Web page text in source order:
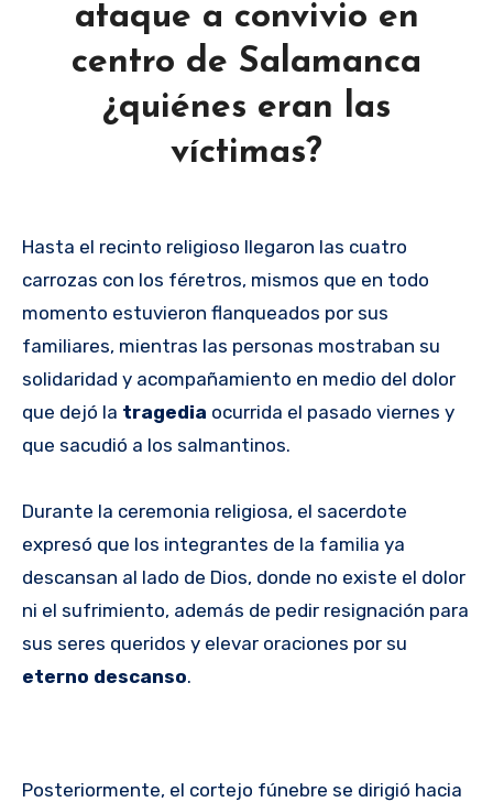
ataque a convivio en
centro de Salamanca
¿quiénes eran las
víctimas?
Hasta el recinto religioso llegaron las cuatro
carrozas con los féretros, mismos que en todo
momento estuvieron flanqueados por sus
familiares, mientras las personas mostraban su
solidaridad y acompañamiento en medio del dolor
que dejó la tragedia ocurrida el pasado viernes y
que sacudió a los salmantinos.
Durante la ceremonia religiosa, el sacerdote
expresó que los integrantes de la familia ya
descansan al lado de Dios, donde no existe el dolor
ni el sufrimiento, además de pedir resignación para
sus seres queridos y elevar oraciones por su
eterno descanso.
Posteriormente, el cortejo fúnebre se dirigió hacia